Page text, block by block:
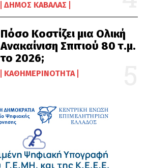
ΔΉΜΟΣ ΚΑΒΆΛΑΣ
Πόσο Κοστίζει μια Ολική
Ανακαίνιση Σπιτιού 80 τ.μ.
το 2026;
ΚΑΘΗΜΕΡΙΝΌΤΗΤΑ